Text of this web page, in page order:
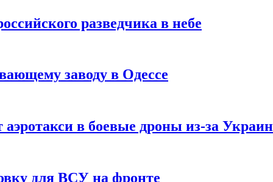
разведчика в небе
заводу в Одессе
в боевые дроны из-за
для ВСУ на фронте